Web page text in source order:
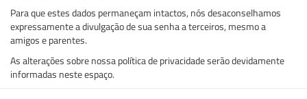
Para que estes dados permaneçam intactos, nós desaconselhamos
expressamente a divulgação de sua senha a terceiros, mesmo a
amigos e parentes.
As alterações sobre nossa política de privacidade serão devidamente
informadas neste espaço.